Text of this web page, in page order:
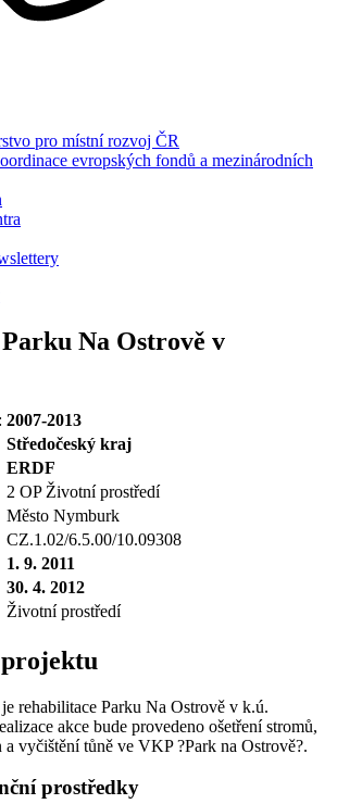
pro místní rozvoj ČR
evropských fondů a mezinárodních
Na Ostrově v
2007-2013
Středočeský kraj
ERDF
2 OP Životní prostředí
Město Nymburk
CZ.1.02/6.5.00/10.09308
1. 9. 2011
30. 4. 2012
Životní prostředí
rehabilitace Parku Na Ostrově v k.ú.
akce bude provedeno ošetření stromů,
vyčištění tůně ve VKP ?Park na Ostrově?.
prostředky